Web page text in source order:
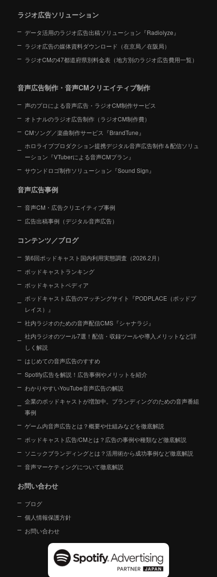
ラジオ広告ソリューション
データ活用のラジオ広告出稿ソリューション『Radiolyze』
ラジオ広告の媒体資料ダウンロード（在京局／在阪局）
ラジオCMの47都道府県別料金表（地方別のラジオ広告費用一覧）
音声広告制作・音声CMクリエイティブ制作
声のプロによる音声広告・ラジオCM制作サービス
オトナルのラジオ広告制作（ラジオCM制作費）
CMソング／楽曲制作サービス『BrandTune』
ホロライブプロダクション提携デジタル音声広告制作＆配信ソリュ
ーション 『VTuberによる音声CMプラン』
サウンドロゴ制作ソリューション『Sound Sign』
音声広告事例
音声CM・広告クリエイティブ事例
広告出稿事例（デジタル音声広告）
コンテンツ／ブログ
第6回ポッドキャスト国内利用実態調査（2026.2月）
ポッドキャストランキング
ポッドキャストペディア
ポッドキャスト広告のマッチングサイト『PODPLACE（ポッドプ
レイス）』
社内ラジオのための音声配信CMS『シャナラジ』
社内ラジオのツール7選！配信・収録ツールや導入メリットなど詳
しく解説
はじめての音声広告のすすめ
Spotify広告を解説！広告事例やメリットを紹介
わかりやすいYouTube音声広告の解説
企業のポッドキャストが増加中。ブランディングのための音声番組
事例
ゲーム内音声広告とは？概要や仕組みなどを徹底解説
ポッドキャスト広告/CMとは？広告の事例や種類など徹底解説
ソニックブランディングとは？活用術から成功事例など徹底解説
音声マーケティングについて徹底解説
お問い合わせ
ブログ
個人情報保護方針
お問い合わせ